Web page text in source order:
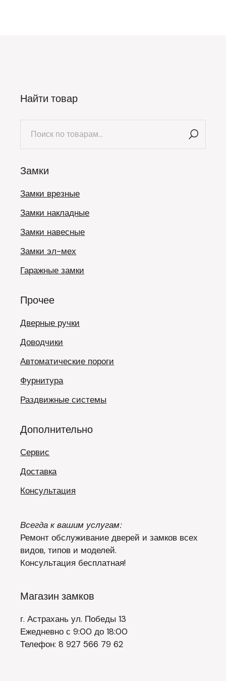
Найти товар
Замки
Замки врезные
Замки накладные
Замки навесные
Замки эл-мех
Гаражные замки
Прочее
Дверные ручки
Доводчики
Автоматические пороги
Фурнитура
Раздвижные системы
Дополнительно
Сервис
Доставка
Консультация
Всегда к вашим услугам:
Ремонт обслуживание дверей и замков всех
видов, типов и моделей.
Консультация бесплатная!
Магазин замков
г. Астрахань ул. Победы 13
Ежедневно с 9:00 до 18:00
Телефон: 8 927 566 79 62